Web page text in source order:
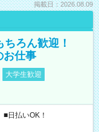
掲載日：2026.08.09
ろん歓迎！
お仕事
大学生歓迎
日払いOK！